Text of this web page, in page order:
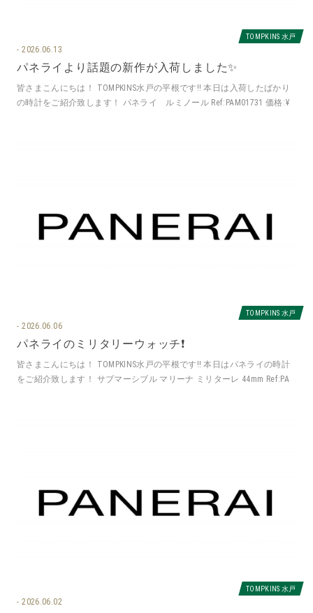
TOMPKINS 水戸
2026.06.13
パネライより話題の新作が入荷しました✨
皆さまこんにちは！ TOMPKINS水戸の平根です‼️ 本日は入荷したばかり
の時計をご紹介致します！ パネライ ルミノール Ref:PAM01731 価格:¥
TOMPKINS 水戸
2026.06.06
パネライのミリタリーウォッチ❗️
皆さまこんにちは！ TOMPKINS水戸の平根です‼️ 本日はパネライの時計
をご紹介致します！ サブマーシブル マリーナ ミリターレ 44mm Ref:PA
TOMPKINS 水戸
2026.06.02